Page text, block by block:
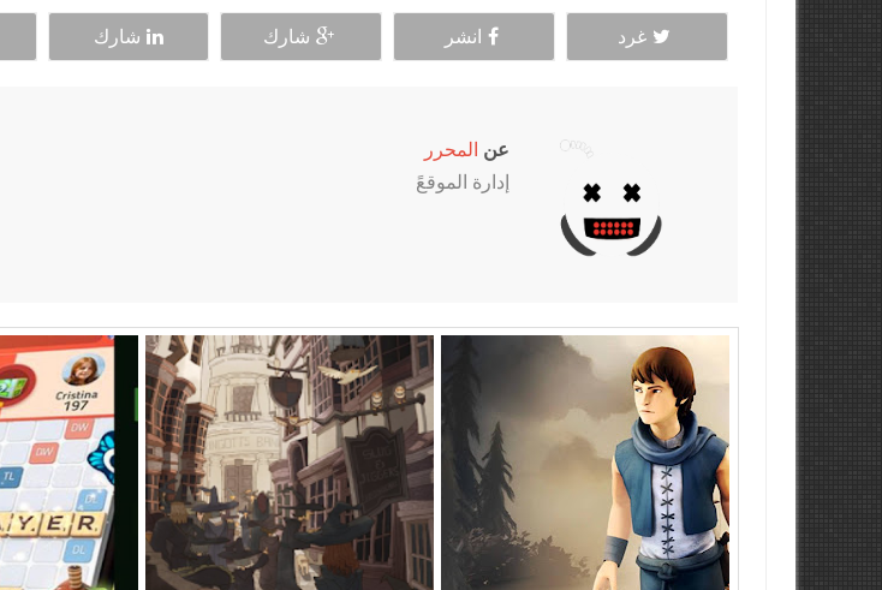
غرد انشر شارك شارك
عن المحرر
إدارة الموقعً